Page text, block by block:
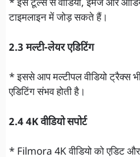
* इस टूल्स से वीडियो, इमेज और
टाइमलाइन में जोड़ सकते हैं।
2.3 मल्टी-लेयर एडिटिंग
* इससे आप मल्टीपल वीडियो ट्रैक्स
एडिटिंग संभव होती है।
2.4 4K वीडियो सपोर्ट
* Filmora 4K वीडियो को एडिट